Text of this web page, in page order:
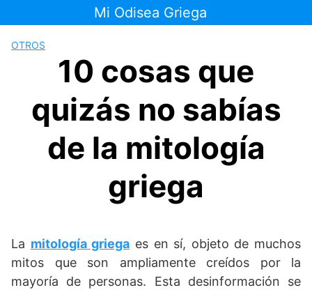
al
contenido
Mi Odisea Griega
OTROS
10 cosas que
quizás no sabías
de la mitología
griega
La mitología griega es en sí, objeto de muchos
mitos que son ampliamente creídos por la
mayoría de personas. Esta desinformación se